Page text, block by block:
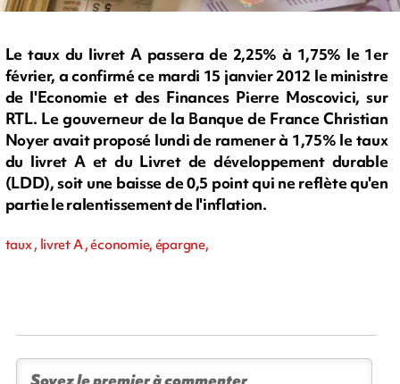
Le taux du livret A passera de 2,25% à 1,75% le 1er
février, a confirmé ce mardi 15 janvier 2012 le ministre
de l'Economie et des Finances Pierre Moscovici, sur
RTL. Le gouverneur de la Banque de France Christian
Noyer avait proposé lundi de ramener à 1,75% le taux
du livret A et du Livret de développement durable
(LDD), soit une baisse de 0,5 point qui ne reflète qu'en
partie le ralentissement de l'inflation.
taux , livret A , économie, épargne,